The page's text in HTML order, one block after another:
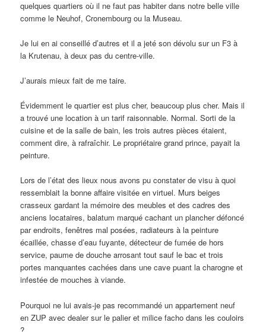
quelques quartiers où il ne faut pas habiter dans notre belle ville
comme le Neuhof, Cronembourg ou la Museau.
Je lui en ai conseillé d’autres et il a jeté son dévolu sur un F3 à
la Krutenau, à deux pas du centre-ville.
J’aurais mieux fait de me taire.
Évidemment le quartier est plus cher, beaucoup plus cher. Mais il
a trouvé une location à un tarif raisonnable. Normal. Sorti de la
cuisine et de la salle de bain, les trois autres pièces étaient,
comment dire, à rafraîchir. Le propriétaire grand prince, payait la
peinture.
Lors de l’état des lieux nous avons pu constater de visu à quoi
ressemblait la bonne affaire visitée en virtuel. Murs beiges
crasseux gardant la mémoire des meubles et des cadres des
anciens locataires, balatum marqué cachant un plancher défoncé
par endroits, fenêtres mal posées, radiateurs à la peinture
écaillée, chasse d’eau fuyante, détecteur de fumée de hors
service, paume de douche arrosant tout sauf le bac et trois
portes manquantes cachées dans une cave puant la charogne et
infestée de mouches à viande.
Pourquoi ne lui avais-je pas recommandé un appartement neuf
en ZUP avec dealer sur le palier et milice facho dans les couloirs
?